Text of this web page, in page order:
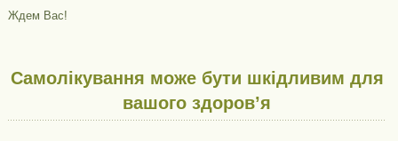
Ждем Вас!
Самолікування може бути шкідливим для
вашого здоров’я